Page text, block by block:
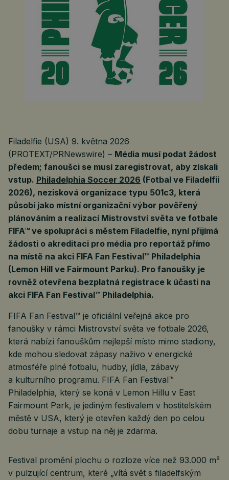
Filadelfie (USA) 9. května 2026
(PROTEXT/PRNewswire) – Média musí podat žádost
předem; fanoušci se musí zaregistrovat, aby získali
vstup. Philadelphia Soccer 2026 (Fotbal ve Filadelfii
2026), nezisková organizace typu 501c3, která
působí jako místní organizační výbor pověřený
plánováním a realizací Mistrovství světa ve fotbale
FIFA™ ve spolupráci s městem Filadelfie, nyní přijímá
žádosti o akreditaci pro média pro reportáž přímo
na místě na akci FIFA Fan Festival™ Philadelphia
(Lemon Hill ve Fairmount Parku). Pro fanoušky je
rovněž otevřena bezplatná registrace k účasti na
akci FIFA Fan Festival™ Philadelphia.
FIFA Fan Festival™ je oficiální veřejná akce pro
fanoušky v rámci Mistrovství světa ve fotbale 2026,
která nabízí fanouškům nejlepší místo mimo stadiony,
kde mohou sledovat zápasy naživo v energické
atmosféře plné fotbalu, hudby, jídla, zábavy
a kulturního programu. FIFA Fan Festival™
Philadelphia, který se koná v Lemon Hillu v East
Fairmount Park, je jediným festivalem v hostitelském
městě v USA, který je otevřen každý den po celou
dobu turnaje a vstup na něj je zdarma.
Festival promění plochu o rozloze více než 93.000 m²
v pulzující centrum, které „vítá svět s filadelfským